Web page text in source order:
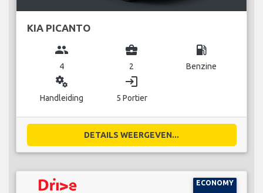
KIA PICANTO
group
4
business_center
2
local_gas_station
Benzine
miscellaneous_services
Handleiding
login
5 Portier
DETAILS WEERGEVEN...
ECONOMY